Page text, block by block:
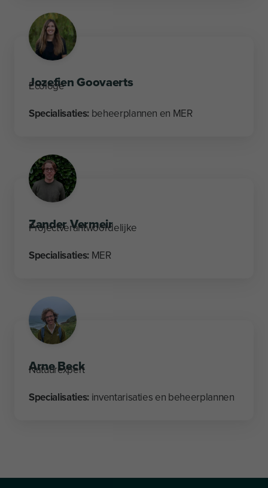
Jozefien Goovaerts
Ecologe
Specialisaties:beheerplannen en MER
Zander Vermeir
Projectverantwoordelijke
Specialisaties:MER
Arne Beck
Natuurexpert
Specialisaties:inventarisaties en beheerplannen